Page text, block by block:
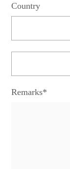
Country
Remarks*